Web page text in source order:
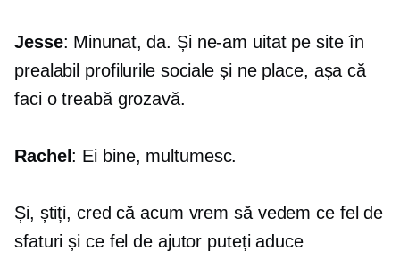
Jesse: Minunat, da. Și ne-am uitat pe site în
prealabil profilurile sociale și ne place, așa că
faci o treabă grozavă.
Rachel : Ei bine, multumesc.
Și, știți, cred că acum vrem să vedem ce fel de
sfaturi și ce fel de ajutor puteți aduce